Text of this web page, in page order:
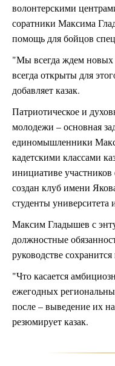
волонтерскими
соратники Максима
помощь для бойцов
"Мы всегда ждем новых
всегда открыты для
добавляет казак.
Патриотическое и
молодежи – основная
единомышленники
кадетскими классами
инициативе
создан клуб имени
студенты университета
Максим Гладышев с
должностные
руководстве
"Что касается
ежегодных
после – выведение их
резюмирует казак.